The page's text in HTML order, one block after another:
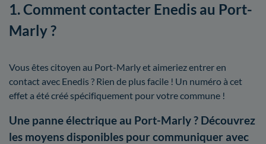
1. Comment contacter Enedis au Port-
Marly ?
Vous êtes citoyen au Port-Marly et aimeriez entrer en
contact avec Enedis ? Rien de plus facile ! Un numéro à cet
effet a été créé spécifiquement pour votre commune !
Une panne électrique au Port-Marly ? Découvrez
les moyens disponibles pour communiquer avec